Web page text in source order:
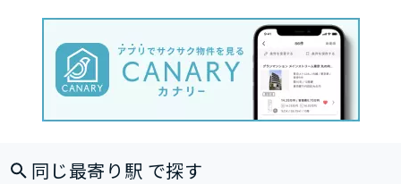
同じ最寄り駅 で探す